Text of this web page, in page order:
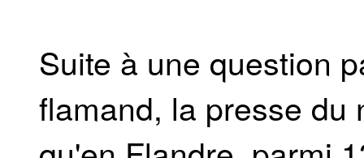
Suite à une question
flamand, la presse du